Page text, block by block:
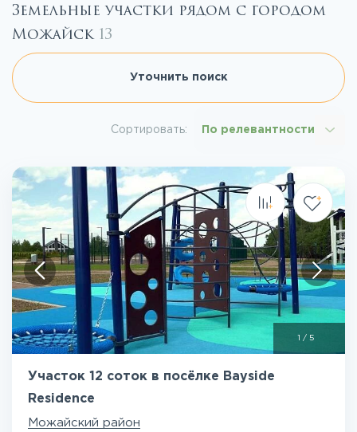
Земельные участки рядом с городом
Можайск 13
Уточнить поиск
Сортировать: По релевантности
/ 5
Участок 12 соток в посёлке Bayside
Residence
Можайский район